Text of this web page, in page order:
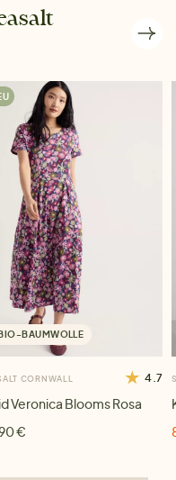
BIO-BAUMWOLLE
CORNWALL 4.7
Veronica Blooms Rosa
€